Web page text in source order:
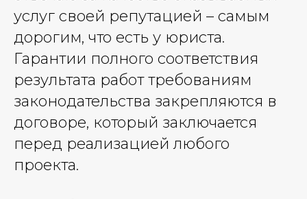
услуг своей репутацией – самым
дорогим, что есть у юриста.
Гарантии полного соответствия
результата работ требованиям
законодательства закрепляются в
договоре, который заключается
перед реализацией любого
проекта.